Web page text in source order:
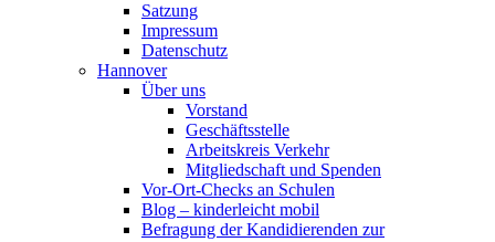
Satzung
Impressum
Datenschutz
Hannover
Über uns
Vorstand
Geschäftsstelle
Arbeitskreis Verkehr
Mitgliedschaft und Spenden
Vor-Ort-Checks an Schulen
Blog – kinderleicht mobil
Befragung der Kandidierenden zur